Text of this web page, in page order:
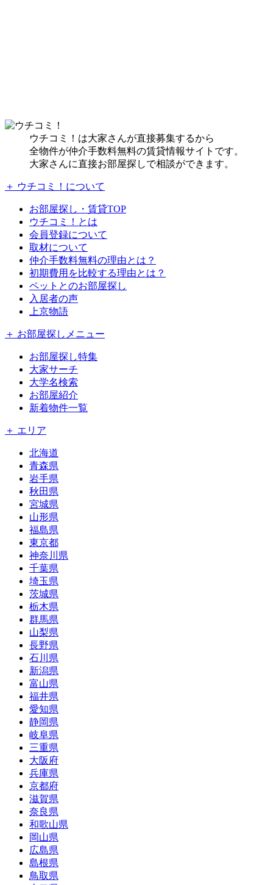
ウチコミ！は大家さんが直接募集するから
全物件が仲介手数料無料の賃貸情報サイトです。
大家さんに直接お部屋探しで相談ができます。
＋ ウチコミ！について
お部屋探し・賃貸TOP
ウチコミ！とは
会員登録について
取材について
仲介手数料無料の理由とは？
初期費用を比較する理由とは？
ペットとのお部屋探し
入居者の声
上京物語
＋ お部屋探しメニュー
お部屋探し特集
大家サーチ
大学名検索
お部屋紹介
新着物件一覧
＋ エリア
北海道
青森県
岩手県
秋田県
宮城県
山形県
福島県
東京都
神奈川県
千葉県
埼玉県
茨城県
栃木県
群馬県
山梨県
長野県
石川県
新潟県
富山県
福井県
愛知県
静岡県
岐阜県
三重県
大阪府
兵庫県
京都府
滋賀県
奈良県
和歌山県
岡山県
広島県
島根県
鳥取県